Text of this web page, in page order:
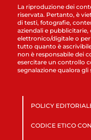
La riproduzione dei
riservata. Pertanto, è
di testi, fotografie,
aziendali e
elettronico/digitale o
tutto quanto è
non è responsabile dei
esercitare un controllo
segnalazione qualora
POLICY
CODICE ETICO